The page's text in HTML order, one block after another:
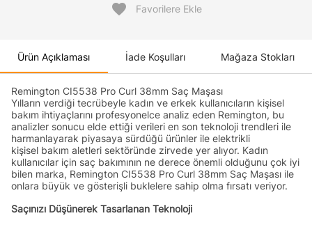
favorite Favorilere Ekle
Ürün Açıklaması İade Koşulları Mağaza Stokları
Remington CI5538 Pro Curl 38mm Saç Maşası
Yılların verdiği tecrübeyle kadın ve erkek kullanıcıların kişisel
bakım ihtiyaçlarını profesyonelce analiz eden Remington, bu
analizler sonucu elde ettiği verileri en son teknoloji trendleri ile
harmanlayarak piyasaya sürdüğü ürünler ile elektrikli
kişisel bakım aletleri sektöründe zirvede yer alıyor. Kadın
kullanıcılar için saç bakımının ne derece önemli olduğunu çok iyi
bilen marka, Remington CI5538 Pro Curl 38mm Saç Maşası ile
onlara büyük ve gösterişli buklelere sahip olma fırsatı veriyor.
Saçınızı Düşünerek Tasarlanan Teknoloji